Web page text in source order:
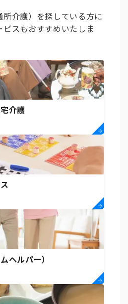
所介護）を探している方に
ビスもおすすめいたしま
介護
ヘルパー）